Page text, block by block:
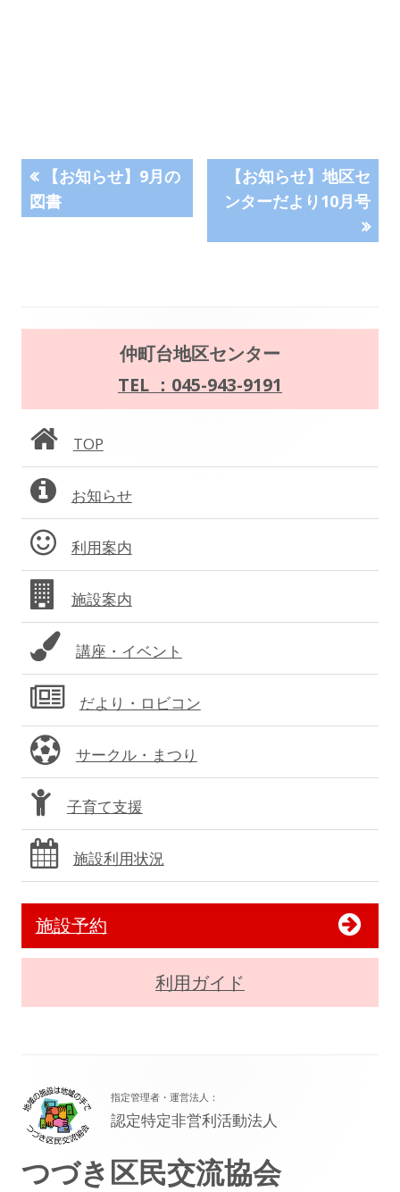
投
稿
ゲ
シ
ョ
ン
前
の
【お知らせ】9月の
図書
次
の
【お知らせ】地区セ
ンターだより10月号
ン
サ
イ
ド
バ
ー
仲町台地区センター
TEL ：045-943-9191
TOP
お知らせ
利用案内
施設案内
講座・イベント
だより・ロビコン
サークル・まつり
子育て支援
施設利用状況
施設予約
利用ガイド
ッ
タ
ー・
指定管理者・運営法人：
認定特定非営利活動法人
つづき区民交流協会